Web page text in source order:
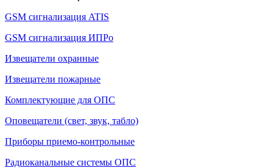
GSM сигнализация ATIS
GSM сигнализация ИПРо
Извещатели охранные
Извещатели пожарные
Комплектующие для ОПС
Оповещатели (свет, звук, табло)
Приборы приемо-контрольные
Радиоканальные системы ОПС